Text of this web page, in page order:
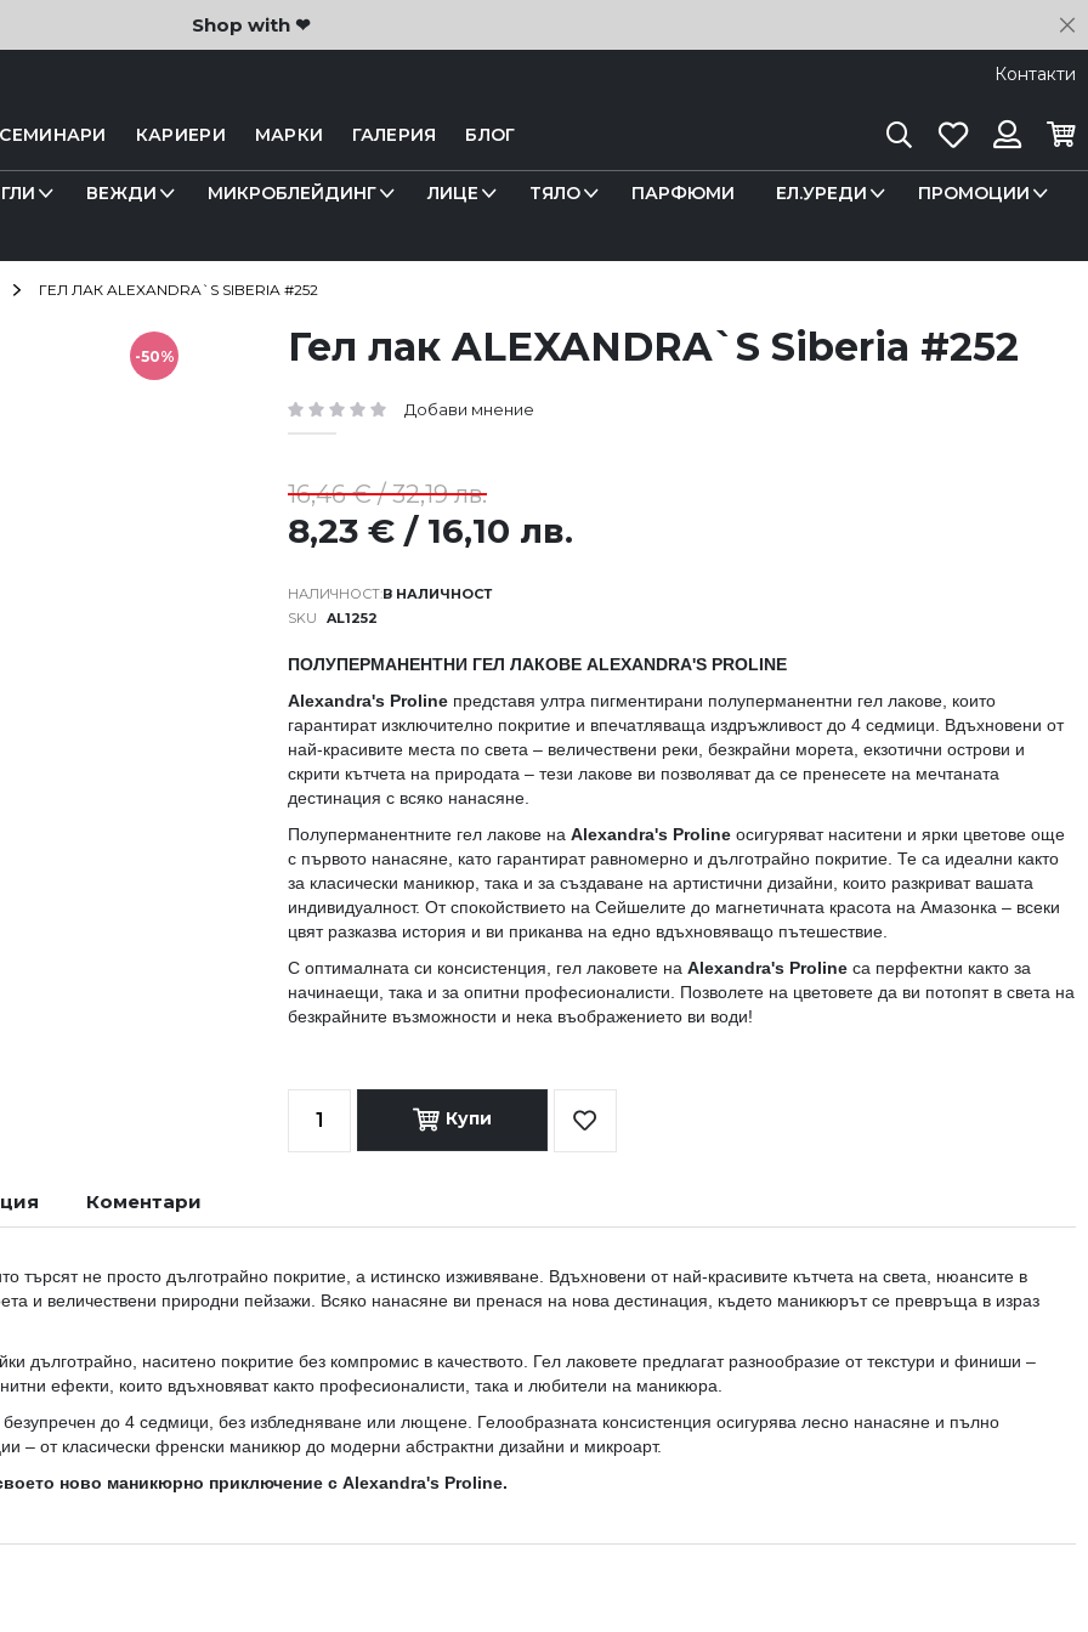
Shop with ❤
Контакти
КАРИЕРИ МАРКИ ГАЛЕРИЯ БЛОГ
ТърсенеЛюбими
ВЕЖДИ МИКРОБЛЕЙДИНГ ЛИЦЕ ТЯЛО ПАРФЮМИ ЕЛ.УРЕДИ ПРОМОЦИИ
ГЕЛ ЛАК ALEXANDRA`S SIBERIA #252
Гел лак ALEXANDRA`S Siberia #252
рейтинг: Добави мнение
В НАЛИЧНОСТ
SKU
AL1252
ПОЛУПЕРМАНЕНТНИ ГЕЛ ЛАКОВЕ ALEXANDRA'S PROLINE
Alexandra's Proline представя ултра пигментирани полуперманентни гел лакове, които
гарантират изключително покритие и впечатляваща издръжливост до 4 седмици. Вдъхновени от
най-красивите места по света – величествени реки, безкрайни морета, екзотични острови и
скрити кътчета на природата – тези лакове ви позволяват да се пренесете на мечтаната
дестинация с всяко нанасяне.
Полуперманентните гел лакове наAlexandra's Proline осигуряват наситени и ярки цветове още
с първото нанасяне, като гарантират равномерно и дълготрайно покритие. Те са идеални както
за класически маникюр, така и за създаване на артистични дизайни, които разкриват вашата
индивидуалност. От спокойствието на Сейшелите до магнетичната красота на Амазонка – всеки
цвят разказва история и ви приканва на едно вдъхновяващо пътешествие.
С оптималната си консистенция, гел лаковете наAlexandra's Proline са перфектни както за
начинаещи, така и за опитни професионалисти. Позволете на цветовете да ви потопят в света на
безкрайните възможности и нека въображението ви води!
8,23 € / 16,10 лв.
16,46 € / 32,19 лв.
Купи
Добави
в
-50%
търсят не просто дълготрайно покритие, а истинско изживяване. Вдъхновени от най-красивите кътчета на света, нюансите в
и величествени природни пейзажи. Всяко нанасяне ви пренася на нова дестинация, където маникюрът се превръща в израз
дълготрайно, наситено покритие без компромис в качеството. Гел лаковете предлагат разнообразие от текстури и финиши –
ефекти, които вдъхновяват както професионалисти, така и любители на маникюра.
до 4 седмици, без избледняване или лющене. Гелообразната консистенция осигурява лесно нанасяне и пълно
– от класически френски маникюр до модерни абстрактни дизайни и микроарт.
ново маникюрно приключение с Alexandra's Proline.
Коментари